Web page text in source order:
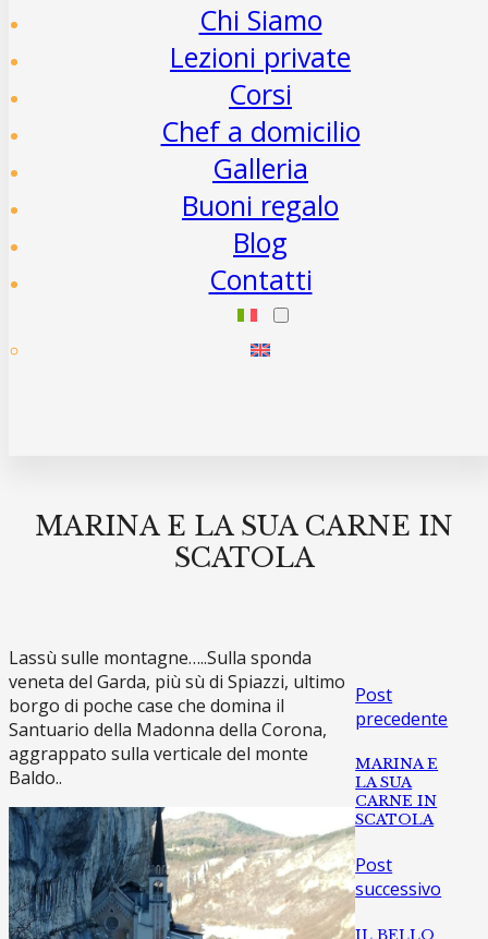
Chi Siamo
Lezioni private
Corsi
Chef a domicilio
Galleria
Buoni regalo
Blog
Contatti
MARINA E LA SUA CARNE IN
SCATOLA
Lassù sulle montagne…..Sulla sponda
veneta del Garda, più sù di Spiazzi, ultimo
borgo di poche case che domina il
Santuario della Madonna della Corona,
aggrappato sulla verticale del monte
Baldo..
Post
precedente
MARINA E
LA SUA
CARNE IN
SCATOLA
Post
successivo
IL BELLO